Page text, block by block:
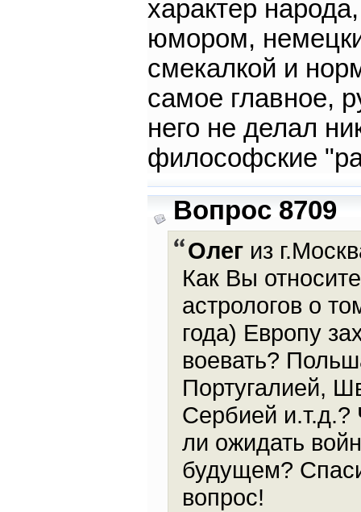
характер
юмором,
смекалкой и
самое главное,
него не делал
философские
Вопрос 8709
Олегиз
Как Вы
астрологов о
года) Европу
воевать?
Португалией,
Сербией и.т.д.?
ли ожидать
будущем?
вопрос!